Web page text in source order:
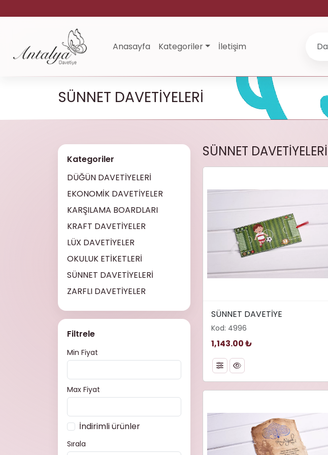
Anasayfa Kategoriler İletişim
SÜNNET DAVETİYELERİ
Kategoriler
DÜĞÜN DAVETİYELERİ
EKONOMİK DAVETİYELER
KARŞILAMA BOARDLARI
KRAFT DAVETİYELER
LÜX DAVETİYELER
OKULUK ETİKETLERİ
SÜNNET DAVETİYELERİ
ZARFLI DAVETİYELER
Filtrele
Min Fiyat
Max Fiyat
İndirimli ürünler
Sırala
SÜNNET DAVETİYELERİ
loading="lazy" decoding="async"
alt="SÜNNET DAVETİYE">
SÜNNET DAVETİYE
Kod: 4996
1,143.00 ₺